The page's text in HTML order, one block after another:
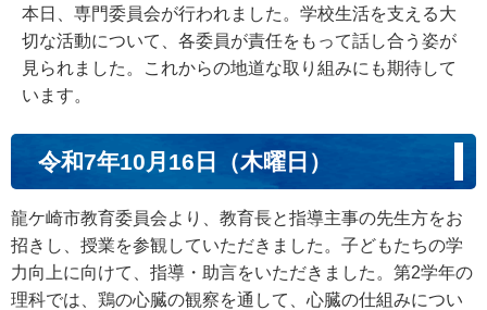
本日、専門委員会が行われました。学校生活を支える大
切な活動について、各委員が責任をもって話し合う姿が
見られました。これからの地道な取り組みにも期待して
います。
令和7年10月16日（木曜日）
龍ケ崎市教育委員会より、教育長と指導主事の先生方をお
招きし、授業を参観していただきました。子どもたちの学
力向上に向けて、指導・助言をいただきました。第2学年の
理科では、鶏の心臓の観察を通して、心臓の仕組みについ